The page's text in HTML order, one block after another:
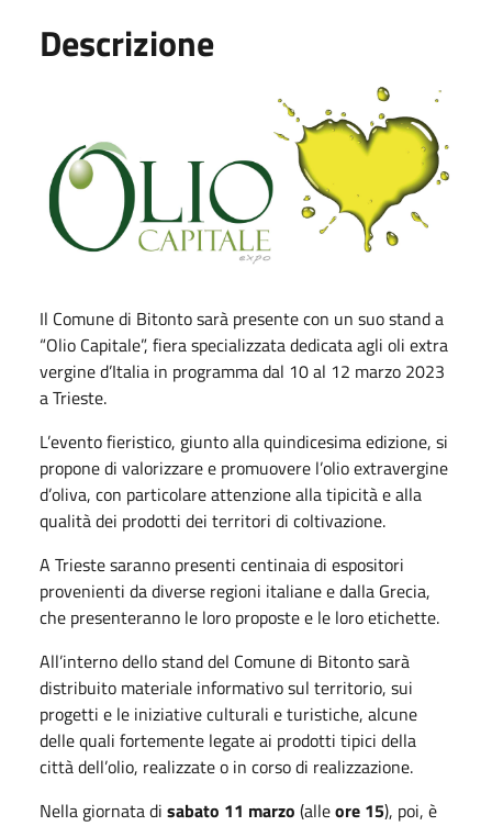
Descrizione
Il Comune di Bitonto sarà presente con un suo stand a
“Olio Capitale”, fiera specializzata dedicata agli oli extra
vergine d’Italia in programma dal 10 al 12 marzo 2023
a Trieste.
L’evento fieristico, giunto alla quindicesima edizione, si
propone di valorizzare e promuovere l’olio extravergine
d’oliva, con particolare attenzione alla tipicità e alla
qualità dei prodotti dei territori di coltivazione.
A Trieste saranno presenti centinaia di espositori
provenienti da diverse regioni italiane e dalla Grecia,
che presenteranno le loro proposte e le loro etichette.
All’interno dello stand del Comune di Bitonto sarà
distribuito materiale informativo sul territorio, sui
progetti e le iniziative culturali e turistiche, alcune
delle quali fortemente legate ai prodotti tipici della
città dell’olio, realizzate o in corso di realizzazione.
Nella giornata di sabato 11 marzo (alleore 15), poi, è